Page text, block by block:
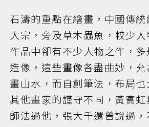
石濤的重點在繪畫，中國傳
大宗，旁及草木蟲魚，較少
作品中卻有不少人物之作，
造像，這些畫像各盡曲妙，
畫山水，而自創筆法，布局
其他畫家的謹守不同，黃賓
師法過他，張大千還曾說過